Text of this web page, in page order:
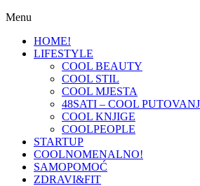
Menu
HOME!
LIFESTYLE
COOL BEAUTY
COOL STIL
COOL MJESTA
48SATI – COOL
COOL KNJIGE
COOLPEOPLE
STARTUP
COOLNOMENALNO!
SAMOPOMOĆ
ZDRAVI&FIT